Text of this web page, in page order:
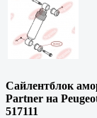
Сайлентблок
Partner на
517111